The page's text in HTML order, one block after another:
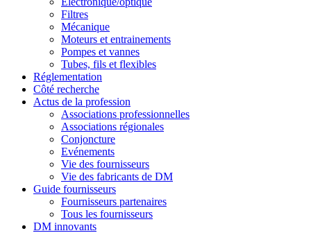
Filtres
Mécanique
Moteurs et entrainements
Pompes et vannes
Tubes, fils et flexibles
Réglementation
Côté recherche
Actus de la profession
Associations professionnelles
Associations régionales
Conjoncture
Evénements
Vie des fournisseurs
Vie des fabricants de DM
Guide fournisseurs
Fournisseurs partenaires
Tous les fournisseurs
DM innovants